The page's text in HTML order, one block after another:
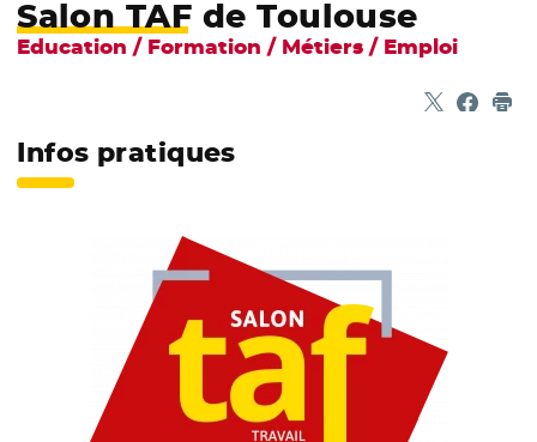
Salon TAF de Toulouse
Education / Formation / Métiers / Emploi
Partager
- Nouvelle
-
Infos pratiques